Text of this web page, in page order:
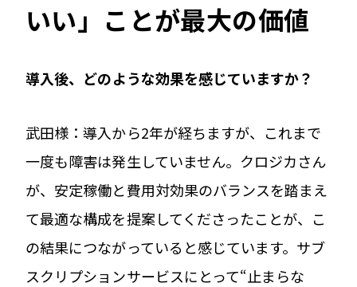
いい」ことが最大の価値
――導入後、どのような効果を感じていますか？
武田様：導入から2年が経ちますが、これまで
一度も障害は発生していません。クロジカさん
が、安定稼働と費用対効果のバランスを踏まえ
て最適な構成を提案してくださったことが、こ
の結果につながっていると感じています。サブ
スクリプションサービスにとって“止まらな